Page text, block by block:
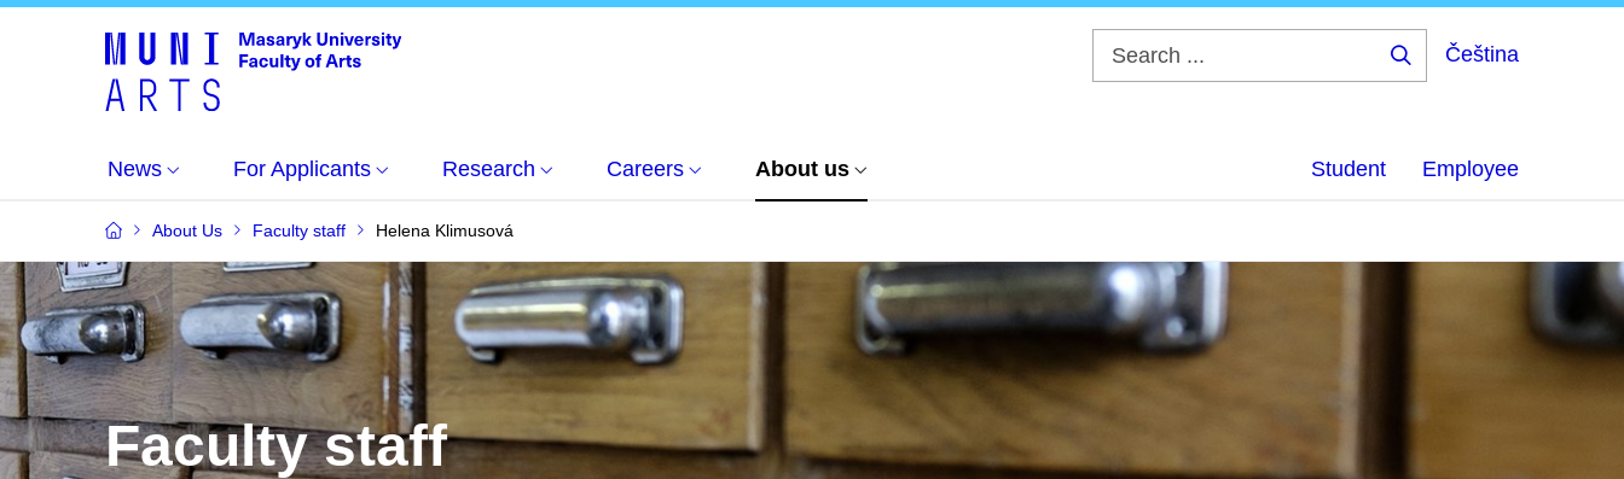
Čeština
News For Applicants Research Careers About us Student Employee
About Us Faculty staff Helena Klimusová
Faculty staff